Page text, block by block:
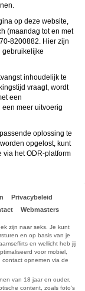
gegevens van je
voor minderjarigen
tips:
. Voorbeelden van
,Kasperskyen
specifieke websites en
standaard al
kunnen daar steeds
die het mogelijk
Je kunt jouw
ook voor jou mogelijk
kinderen zijn bezocht.
kinderen daarop
niet voor hun geschikt
in hoeverre jouw kind
dat niet iedereen op
eens verkeerde
opneemt met jouw
eerst met jou te
hij jou meteen moet
opneemt of wanneer
hij schrikt, op
deze website,
gebruik te kunnen
een paar gratis, maar
op deze website,
(maandag tot en met
8200882. Hier zijn
gebruikelijke
inhoudelijk te
vraagt, wordt
een
meer uitvoerig
oplossing te
opgelost, kunt
het ODR-platform
Privacybeleid
Webmasters
zijn naar seks. Je kunt
en op basis van je
en wellicht heb jij
voor mobiel,
opnemen via de
van 18 jaar en ouder.
content, zoals foto’s